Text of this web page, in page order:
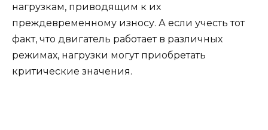
нагрузкам, приводящим к их
преждевременному износу. А если учесть тот
факт, что двигатель работает в различных
режимах, нагрузки могут приобретать
критические значения.